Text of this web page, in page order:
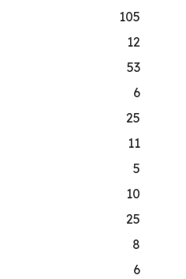
105
12
53
6
25
11
5
10
25
8
6